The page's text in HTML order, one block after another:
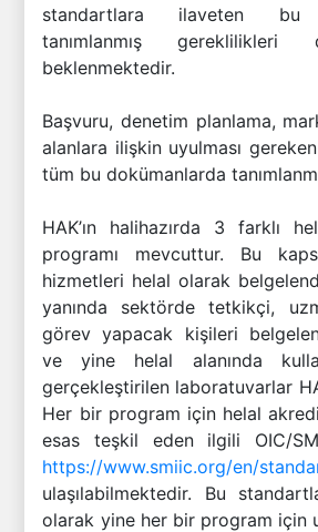
standartlara ilaveten bu
tanımlanmış gereklilikleri
beklenmektedir.
Başvuru, denetim planlama,
alanlara ilişkin uyulması
tüm bu dokümanlarda
HAK’ın halihazırda 3 farklı
programı mevcuttur. Bu
hizmetleri helal olarak
yanında sektörde tetkikçi,
görev yapacak kişileri
ve yine helal alanında
gerçekleştirilen laboratuvarlar
Her bir program için helal
esas teşkil eden ilgili OIC/
https://www.smiic.org/en/
ulaşılabilmektedir. Bu
olarak yine her bir program için